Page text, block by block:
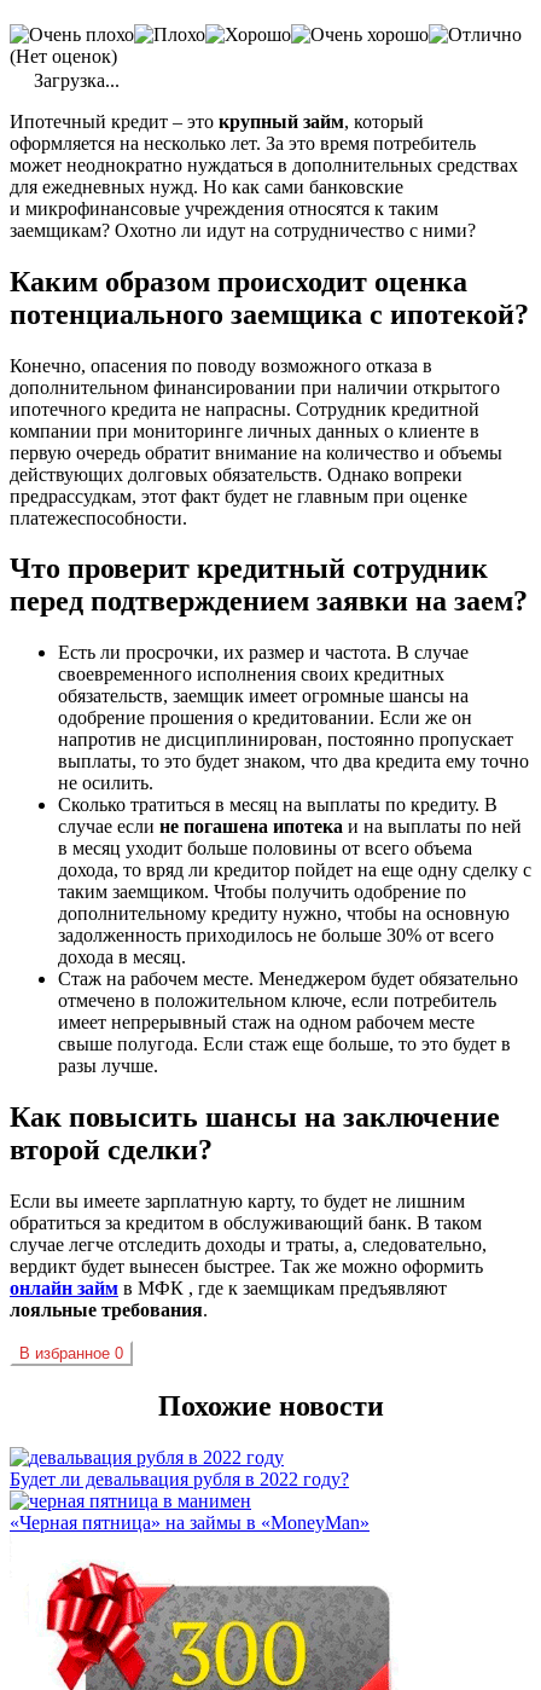
(Нет оценок)
Загрузка...
Ипотечный кредит – это крупный займ, который
оформляется на несколько лет. За это время потребитель
может неоднократно нуждаться в дополнительных средствах
для ежедневных нужд. Но как сами банковские
и микрофинансовые учреждения относятся к таким
заемщикам? Охотно ли идут на сотрудничество с ними?
Каким образом происходит оценка
потенциального заемщика с ипотекой?
Конечно, опасения по поводу возможного отказа в
дополнительном финансировании при наличии открытого
ипотечного кредита не напрасны. Сотрудник кредитной
компании при мониторинге личных данных о клиенте в
первую очередь обратит внимание на количество и объемы
действующих долговых обязательств. Однако вопреки
предрассудкам, этот факт будет не главным при оценке
платежеспособности.
Что проверит кредитный сотрудник
перед подтверждением заявки на заем?
Есть ли просрочки, их размер и частота. В случае
своевременного исполнения своих кредитных
обязательств, заемщик имеет огромные шансы на
одобрение прошения о кредитовании. Если же он
напротив не дисциплинирован, постоянно пропускает
выплаты, то это будет знаком, что два кредита ему точно
не осилить.
Сколько тратиться в месяц на выплаты по кредиту. В
случае если не погашена ипотека и на выплаты по ней
в месяц уходит больше половины от всего объема
дохода, то вряд ли кредитор пойдет на еще одну сделку с
таким заемщиком. Чтобы получить одобрение по
дополнительному кредиту нужно, чтобы на основную
задолженность приходилось не больше 30% от всего
дохода в месяц.
Стаж на рабочем месте. Менеджером будет обязательно
отмечено в положительном ключе, если потребитель
имеет непрерывный стаж на одном рабочем месте
свыше полугода. Если стаж еще больше, то это будет в
разы лучше.
Как повысить шансы на заключение
второй сделки?
Если вы имеете зарплатную карту, то будет не лишним
обратиться за кредитом в обслуживающий банк. В таком
случае легче отследить доходы и траты, а, следовательно,
вердикт будет вынесен быстрее. Так же можно оформить
онлайн займ в МФК , где к заемщикам предъявляют
лояльные требования.
В избранное 0
Похожие новости
Будет ли девальвация рубля в 2022 году?
«Черная пятница» на займы в «MoneyMan»